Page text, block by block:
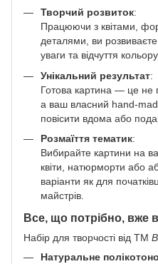
Творчий розвиток:
Працюючи з квітами,
деталями, ви
уваги та відчуття
Унікальний результат:
Готова картина — це не
а ваш власний hand-
повісити вдома або
Розмаїття тематик:
Вибирайте картини на
квіти, натюрморти або
варіанти як для
майстрів.
Все, що потрібно, вже
Набір для творчості від ТМ
Натуральне